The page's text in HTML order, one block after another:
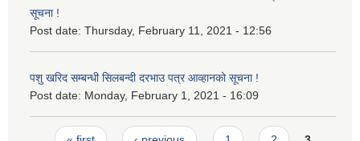
सूचना !
Post date: Thursday, February 11, 2021 - 12:56
पशु खरिद सम्बन्धी सिलबन्दी दरभाउ पत्र आव्हानको सूचना !
Post date: Monday, February 1, 2021 - 16:09